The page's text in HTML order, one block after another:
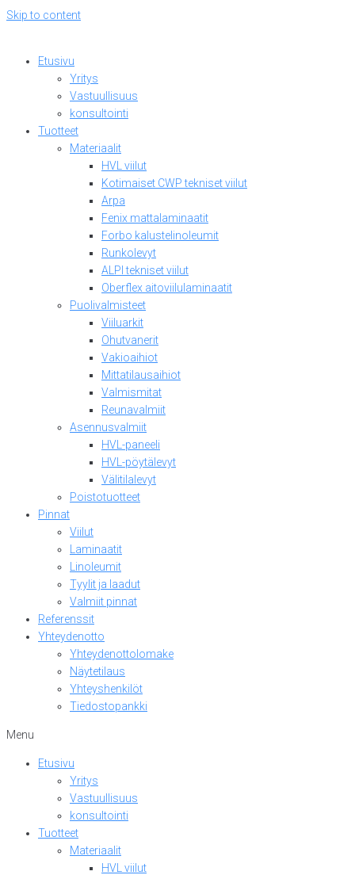
Skip to content
Etusivu
Yritys
Vastuullisuus
konsultointi
Tuotteet
Materiaalit
HVL viilut
Kotimaiset CWP tekniset viilut
Arpa
Fenix mattalaminaatit
Forbo kalustelinoleumit
Runkolevyt
ALPI tekniset viilut
Oberflex aitoviilulaminaatit
Puolivalmisteet
Viiluarkit
Ohutvanerit
Vakioaihiot
Mittatilausaihiot
Valmismitat
Reunavalmiit
Asennusvalmiit
HVL-paneeli
HVL-pöytälevyt
Välitilalevyt
Poistotuotteet
Pinnat
Viilut
Laminaatit
Linoleumit
Tyylit ja laadut
Valmiit pinnat
Referenssit
Yhteydenotto
Yhteydenottolomake
Näytetilaus
Yhteyshenkilöt
Tiedostopankki
Menu
Etusivu
Yritys
Vastuullisuus
konsultointi
Tuotteet
Materiaalit
HVL viilut